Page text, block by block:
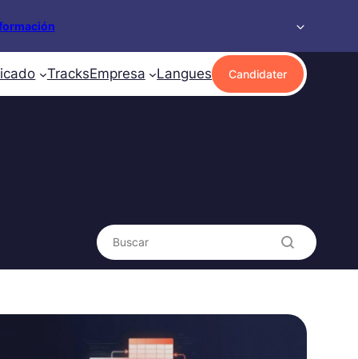
TracksEmpresa Langues Candidater
Search content